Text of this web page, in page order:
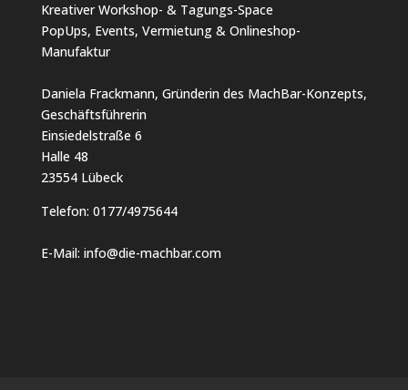
Kreativer Workshop- & Tagungs-Space
PopUps, Events, Vermietung & Onlineshop-
Manufaktur
Daniela Frackmann, Gründerin des MachBar-Konzepts,
Geschäftsführerin
Einsiedelstraße 6
Halle 48
23554 Lübeck
Telefon: 0177/4975644
E-Mail: info@die-machbar.com